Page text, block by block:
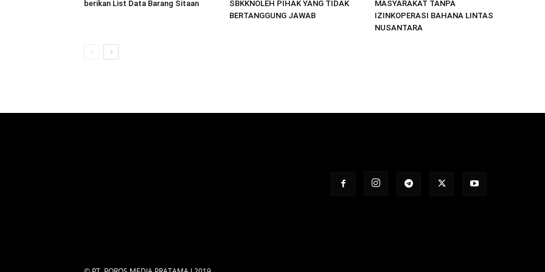
berikan List Data Barang Sitaan
SBKKNOLEH PIHAK YANG TIDAK
BERTANGGUNG JAWAB
MASYARAKAT TANPA
IZINKOPERASI BAHANA LINTAS
NUSANTARA